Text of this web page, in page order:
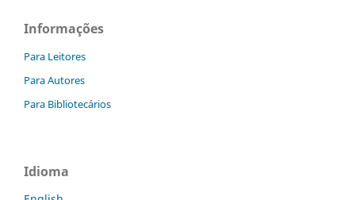
Informações
Para Leitores
Para Autores
Para Bibliotecários
Idioma